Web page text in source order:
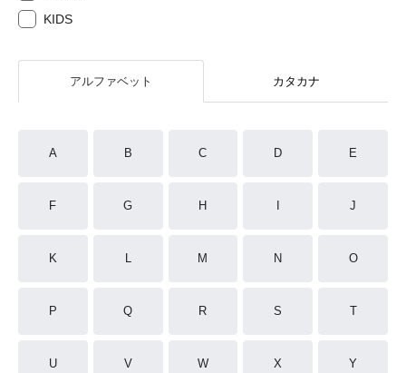
KIDS
アルファベット カタカナ
A B C D E
F G H J
K L M N O
P Q R S T
U V W X Y